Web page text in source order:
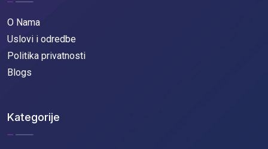
O Nama
Uslovi i odredbe
Politika privatnosti
Blogs
Kategorije